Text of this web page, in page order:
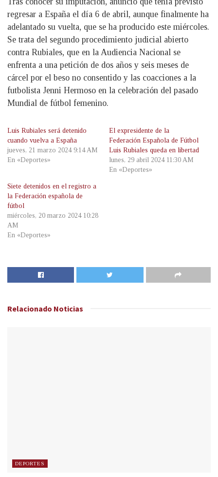
regresar a España el día 6 de abril, aunque finalmente ha
adelantado su vuelta, que se ha producido este miércoles.
Se trata del segundo procedimiento judicial abierto
contra Rubiales, que en la Audiencia Nacional se
enfrenta a una petición de dos años y seis meses de
cárcel por el beso no consentido y las coacciones a la
futbolista Jenni Hermoso en la celebración del pasado
Mundial de fútbol femenino.
Luis Rubiales será detenido
cuando vuelva a España
jueves, 21 marzo 2024 9:14 AM
En «Deportes»
El expresidente de la
Federación Española de Fútbol
Luis Rubiales queda en libertad
lunes, 29 abril 2024 11:30 AM
En «Deportes»
Siete detenidos en el registro a
la Federación española de
fútbol
miércoles, 20 marzo 2024 10:28
AM
En «Deportes»
Relacionado Noticias
DEPORTES